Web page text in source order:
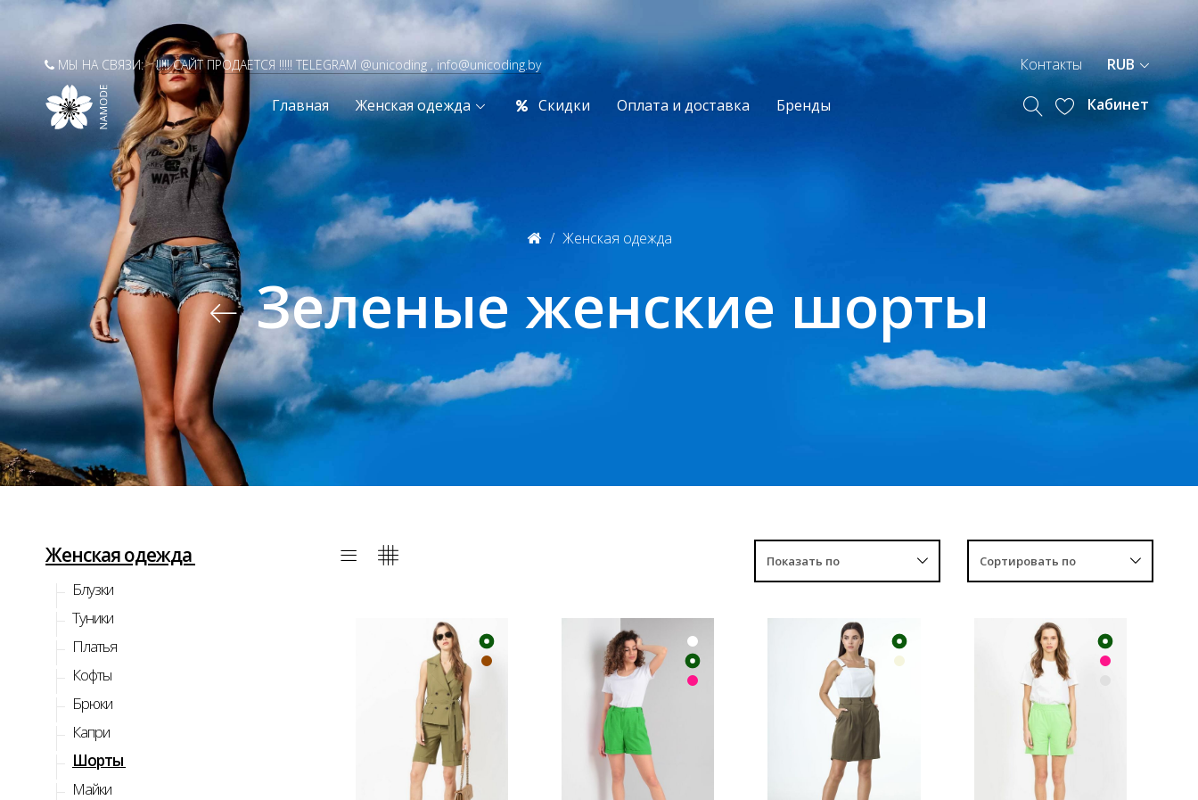
МЫ НА СВЯЗИ: !!!!! САЙТ ПРОДАЕТСЯ !!!!! TELEGRAM @unicoding , info@unicoding.by Контакты RUB
Главная Женская одежда Скидки Оплата и доставка Бренды Кабинет
Женская одежда
Зеленые женские шорты
Женская одежда
Блузки
Туники
Платья
Кофты
Брюки
Капри
Шорты
Майки
КУПИТЬ КУПИТЬ КУПИТЬ КУПИТЬ